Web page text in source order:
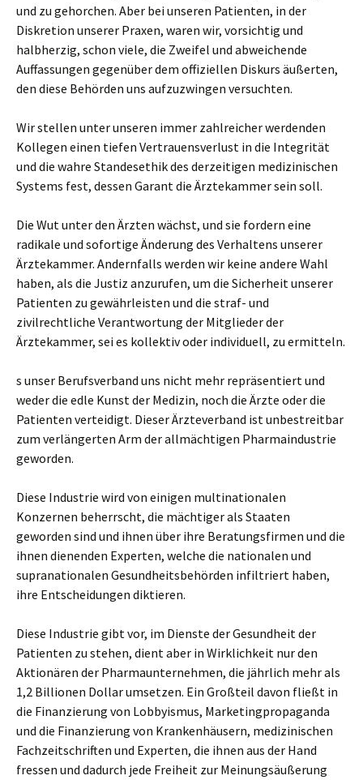
und zu gehorchen. Aber bei unseren Patienten, in der
Diskretion unserer Praxen, waren wir, vorsichtig und
halbherzig, schon viele, die Zweifel und abweichende
Auffassungen gegenüber dem offiziellen Diskurs äußerten,
den diese Behörden uns aufzuzwingen versuchten.
Wir stellen unter unseren immer zahlreicher werdenden
Kollegen einen tiefen Vertrauensverlust in die Integrität
und die wahre Standesethik des derzeitigen medizinischen
Systems fest, dessen Garant die Ärztekammer sein soll.
Die Wut unter den Ärzten wächst, und sie fordern eine
radikale und sofortige Änderung des Verhaltens unserer
Ärztekammer. Andernfalls werden wir keine andere Wahl
haben, als die Justiz anzurufen, um die Sicherheit unserer
Patienten zu gewährleisten und die straf- und
zivilrechtliche Verantwortung der Mitglieder der
Ärztekammer, sei es kollektiv oder individuell, zu ermitteln.
s unser Berufsverband uns nicht mehr repräsentiert und
weder die edle Kunst der Medizin, noch die Ärzte oder die
Patienten verteidigt. Dieser Ärzteverband ist unbestreitbar
zum verlängerten Arm der allmächtigen Pharmaindustrie
geworden.
Diese Industrie wird von einigen multinationalen
Konzernen beherrscht, die mächtiger als Staaten
geworden sind und ihnen über ihre Beratungsfirmen und die
ihnen dienenden Experten, welche die nationalen und
supranationalen Gesundheitsbehörden infiltriert haben,
ihre Entscheidungen diktieren.
Diese Industrie gibt vor, im Dienste der Gesundheit der
Patienten zu stehen, dient aber in Wirklichkeit nur den
Aktionären der Pharmaunternehmen, die jährlich mehr als
1,2 Billionen Dollar umsetzen. Ein Großteil davon fließt in
die Finanzierung von Lobbyismus, Marketingpropaganda
und die Finanzierung von Krankenhäusern, medizinischen
Fachzeitschriften und Experten, die ihnen aus der Hand
fressen und dadurch jede Freiheit zur Meinungsäußerung